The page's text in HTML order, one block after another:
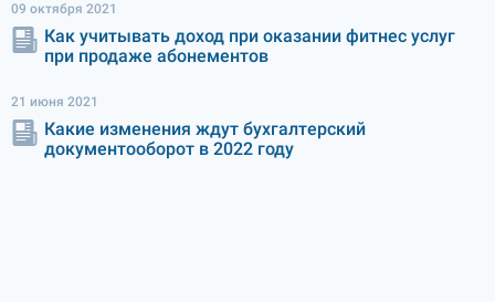
09 октября 2021
Как учитывать доход при оказании фитнес услуг
при продаже абонементов
21 июня 2021
Какие изменения ждут бухгалтерский
документооборот в 2022 году